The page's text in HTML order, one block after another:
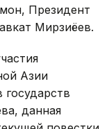
Президент
Мирзиёев.
Азии
государств
данная